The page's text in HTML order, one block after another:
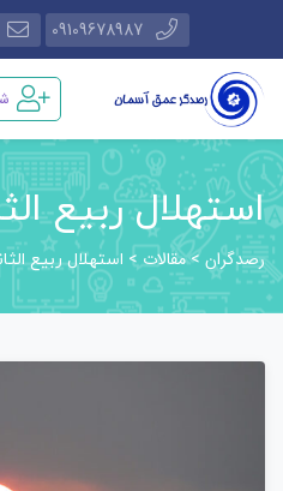
09109678987
استهلال ربیع
رصدگران>مقالات> استهلال ربیع